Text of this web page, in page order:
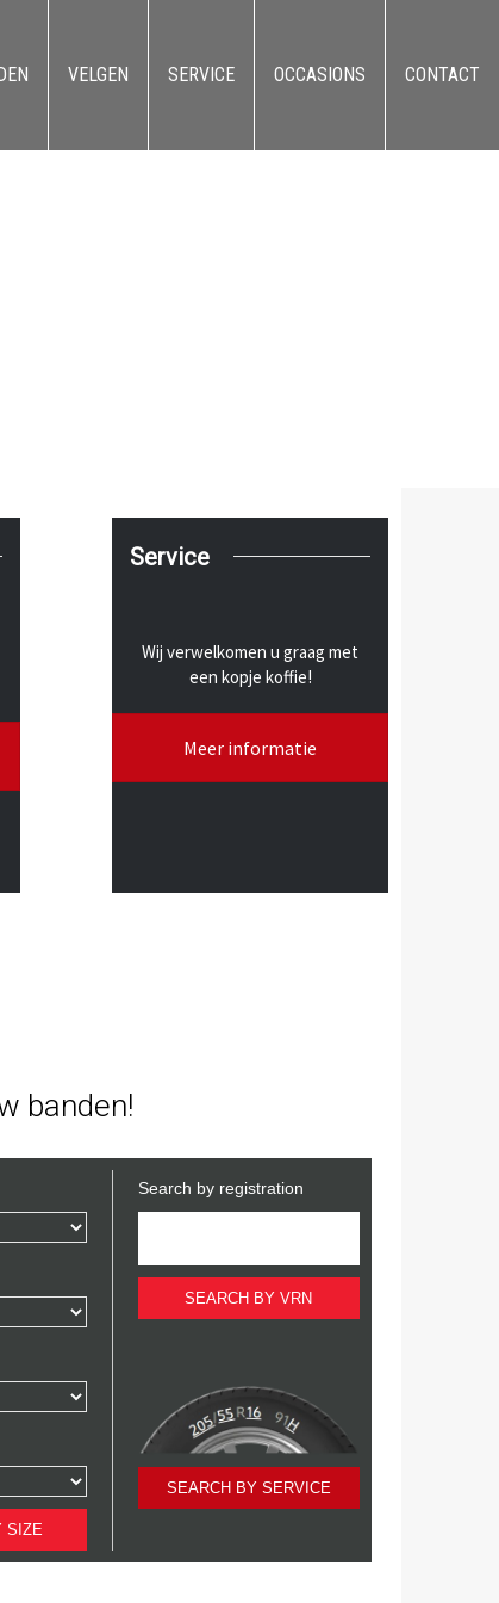
VELGEN SERVICE OCCASIONS CONTACT
Service
Wij verwelkomen u graag met
een kopje koffie!
Meer informatie
banden!
Search by registration